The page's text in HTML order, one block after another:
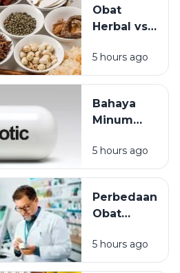
Tidak Boleh
Dipinjamkan?
Deskripsi
Obat
Herbal vs
Medis:
Perbedaan,
dan Kapan
Sebaiknya
5 hours ago
Bahaya
Minum
Sembarangan:
Penyebab
Antibiotik
yang Wajib
5 hours ago
Perbedaan
Obat
Obat
Bebas
5 hours ago